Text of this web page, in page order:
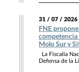
31 / 07 / 2026
FNE
competencia
Molo Sur y
La Fiscalía
Defensa de la